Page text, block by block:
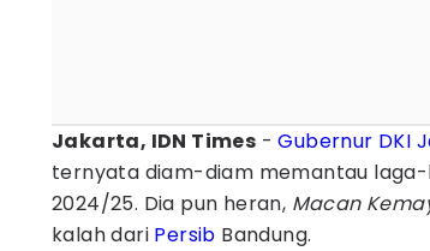
Jakarta, IDN Times -Gubernur DKI
ternyata diam-diam memantau
2024/25. Dia pun heran, Macan
kalah dari Persib Bandung.